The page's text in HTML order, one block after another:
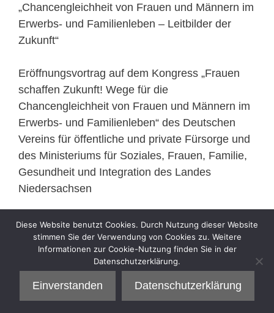
„Chancengleichheit von Frauen und Männern im
Erwerbs- und Familienleben – Leitbilder der
Zukunft“
Eröffnungsvortrag auf dem Kongress „Frauen
schaffen Zukunft! Wege für die
Chancengleichheit von Frauen und Männern im
Erwerbs- und Familienleben“ des Deutschen
Vereins für öffentliche und private Fürsorge und
des Ministeriums für Soziales, Frauen, Familie,
Gesundheit und Integration des Landes
Niedersachsen
Kategorien
Sell
Diese Website benutzt Cookies. Durch Nutzung dieser Website
stimmen Sie der Verwendung von Cookies zu. Weitere
Informationen zur Cookie-Nutzung finden Sie in der
Datenschutzerklärung.
Einverstanden Datenschutzerklärung